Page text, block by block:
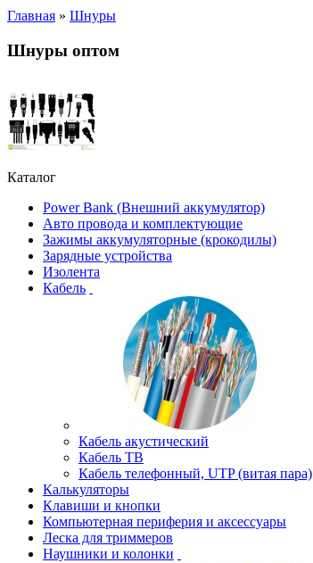
Главная » Шнуры
Шнуры оптом
Каталог
Power Bank (Внешний аккумулятор)
Авто провода и комплектующие
Зажимы аккумуляторные (крокодилы)
Зарядные устройства
Изолента
Кабель
Кабель акустический
Кабель ТВ
Кабель телефонный, UTP (витая пара)
Калькуляторы
Клавиши и кнопки
Компьютерная периферия и аксессуары
Леска для триммеров
Наушники и колонки